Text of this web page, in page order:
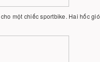
một chiếc sportbike. Hai hốc gió